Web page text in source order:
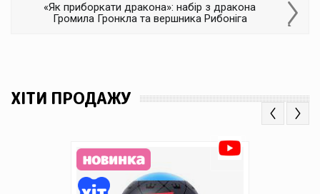
«Як приборкати дракона»: набір з дракона
Громила Гронкла та вершника Рибоніга
ХІТИ ПРОДАЖУ
Previous
Next